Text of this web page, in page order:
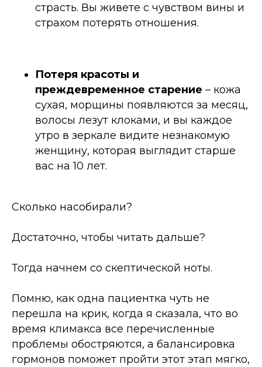
страсть. Вы живете с чувством вины и
страхом потерять отношения.
Потеря красоты и
преждевременное старение – кожа
сухая, морщины появляются за месяц,
волосы лезут клоками, и вы каждое
утро в зеркале видите незнакомую
женщину, которая выглядит старше
вас на 10 лет.
Сколько насобирали?
Достаточно, чтобы читать дальше?
Тогда начнем со скептической ноты.
Помню, как одна пациентка чуть не
перешла на крик, когда я сказала, что во
время климакса все перечисленные
проблемы обостряются, а балансировка
гормонов поможет пройти этот этап мягко,